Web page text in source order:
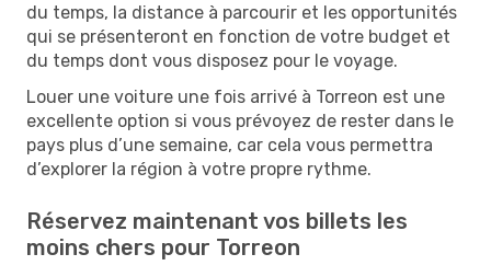
du temps, la distance à parcourir et les opportunités
qui se présenteront en fonction de votre budget et
du temps dont vous disposez pour le voyage.
Louer une voiture une fois arrivé à Torreon est une
excellente option si vous prévoyez de rester dans le
pays plus d’une semaine, car cela vous permettra
d’explorer la région à votre propre rythme.
Réservez maintenant vos billets les
moins chers pour Torreon